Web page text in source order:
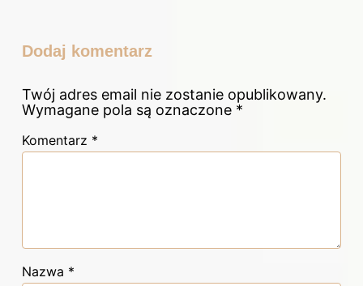
Dodaj komentarz
Twój adres email nie zostanie opublikowany.
Wymagane pola są oznaczone *
Komentarz *
Nazwa *